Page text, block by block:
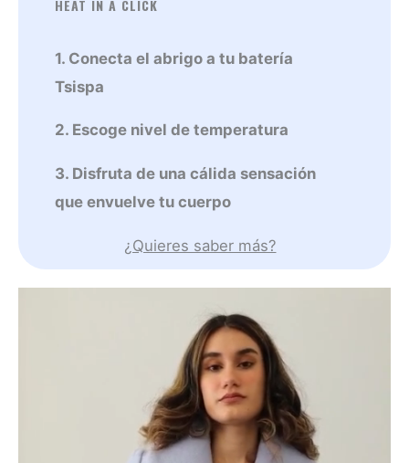
HEAT IN A CLICK
1. Conecta el abrigo a tu batería
Tsispa
2. Escoge nivel de temperatura
3. Disfruta de una cálida sensación
que envuelve tu cuerpo
¿Quieres saber más?